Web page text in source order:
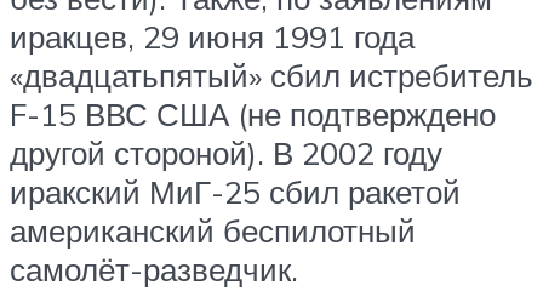
иракцев, 29 июня 1991 года
«двадцатьпятый» сбил истребитель
F-15 ВВС США (не подтверждено
другой стороной). В 2002 году
иракский МиГ-25 сбил ракетой
американский беспилотный
самолёт-разведчик.